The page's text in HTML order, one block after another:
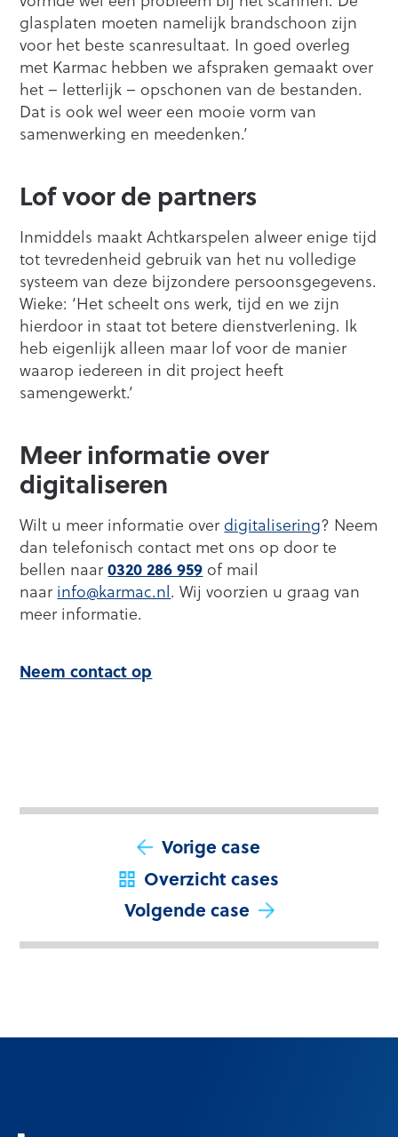
glasplaten moeten namelijk brandschoon zijn
voor het beste scanresultaat. In goed overleg
met Karmac hebben we afspraken gemaakt over
het – letterlijk – opschonen van de bestanden.
Dat is ook wel weer een mooie vorm van
samenwerking en meedenken.’
Lof voor de partners
Inmiddels maakt Achtkarspelen alweer enige tijd
tot tevredenheid gebruik van het nu volledige
systeem van deze bijzondere persoonsgegevens.
Wieke: ‘Het scheelt ons werk, tijd en we zijn
hierdoor in staat tot betere dienstverlening. Ik
heb eigenlijk alleen maar lof voor de manier
waarop iedereen in dit project heeft
samengewerkt.’
Meer informatie over
digitaliseren
Wilt u meer informatie overdigitalisering? Neem
dan telefonisch contact met ons op door te
bellen naar0320 286 959 of mail
naar info@karmac.nl. Wij voorzien u graag van
meer informatie.
Neem contact op
Vorige case
Overzicht cases
Volgende case